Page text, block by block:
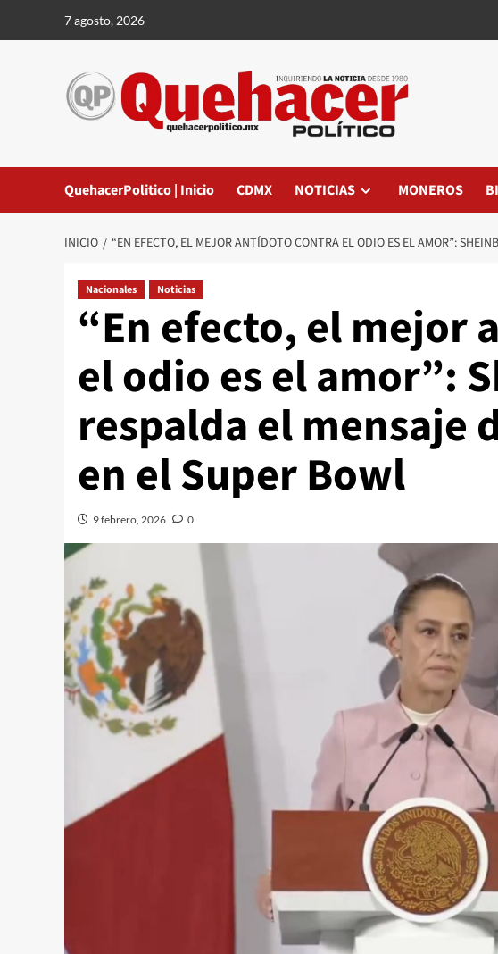
7 agosto, 2026
QuehacerPolitico | Inicio CDMX NOTICIAS MONEROS
INICIO “EN EFECTO, EL MEJOR ANTÍDOTO CONTRA EL ODIO ES EL AMOR”:
Nacionales Noticias
“En efecto, el mejor
el odio es el amor”:
respalda el mensaje
en el Super Bowl
9 febrero, 2026 0